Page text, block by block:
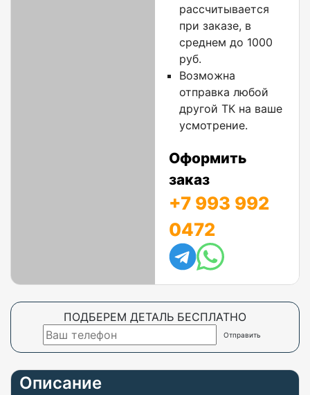
рассчитывается
при заказе, в
среднем до 1000
руб.
Возможна
отправка любой
другой ТК на ваше
усмотрение.
Оформить
заказ
+7 993 992
0472
ПОДБЕРЕМ ДЕТАЛЬ БЕСПЛАТНО
Описание